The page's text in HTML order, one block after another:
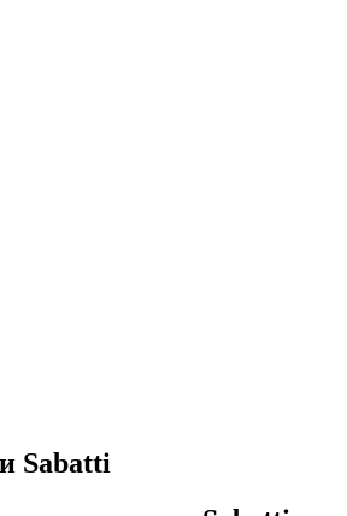
Sabatti